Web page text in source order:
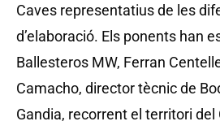
Caves representatius de les
d’elaboració. Els ponents han
Ballesteros MW, Ferran
Camacho, director tècnic de
Gandia, recorrent el territori del